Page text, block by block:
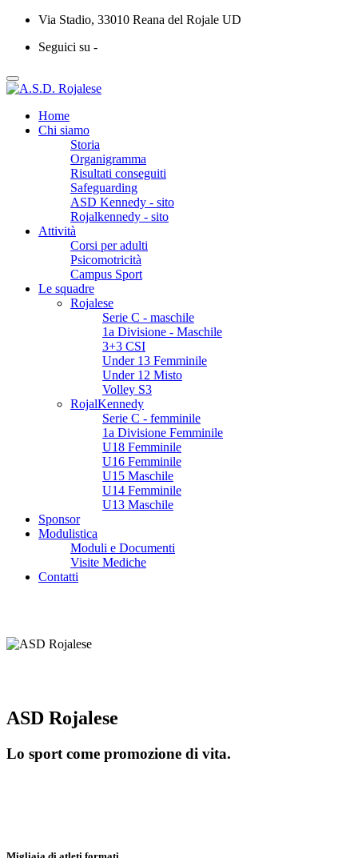
Via Stadio, 33010 Reana del Rojale UD
Seguici su -
Home
Chi siamo
Storia
Organigramma
Risultati conseguiti
Safeguarding
ASD Kennedy - sito
Rojalkennedy - sito
Attività
Corsi per adulti
Psicomotricità
Campus Sport
Le squadre
Rojalese
Serie C - maschile
1a Divisione - Maschile
3+3 CSI
Under 13 Femminile
Under 12 Misto
Volley S3
RojalKennedy
Serie C - femminile
1a Divisione Femminile
U18 Femminile
U16 Femminile
U15 Maschile
U14 Femminile
U13 Maschile
Sponsor
Modulistica
Moduli e Documenti
Visite Mediche
Contatti
ASD Rojalese
Lo sport come promozione di vita.